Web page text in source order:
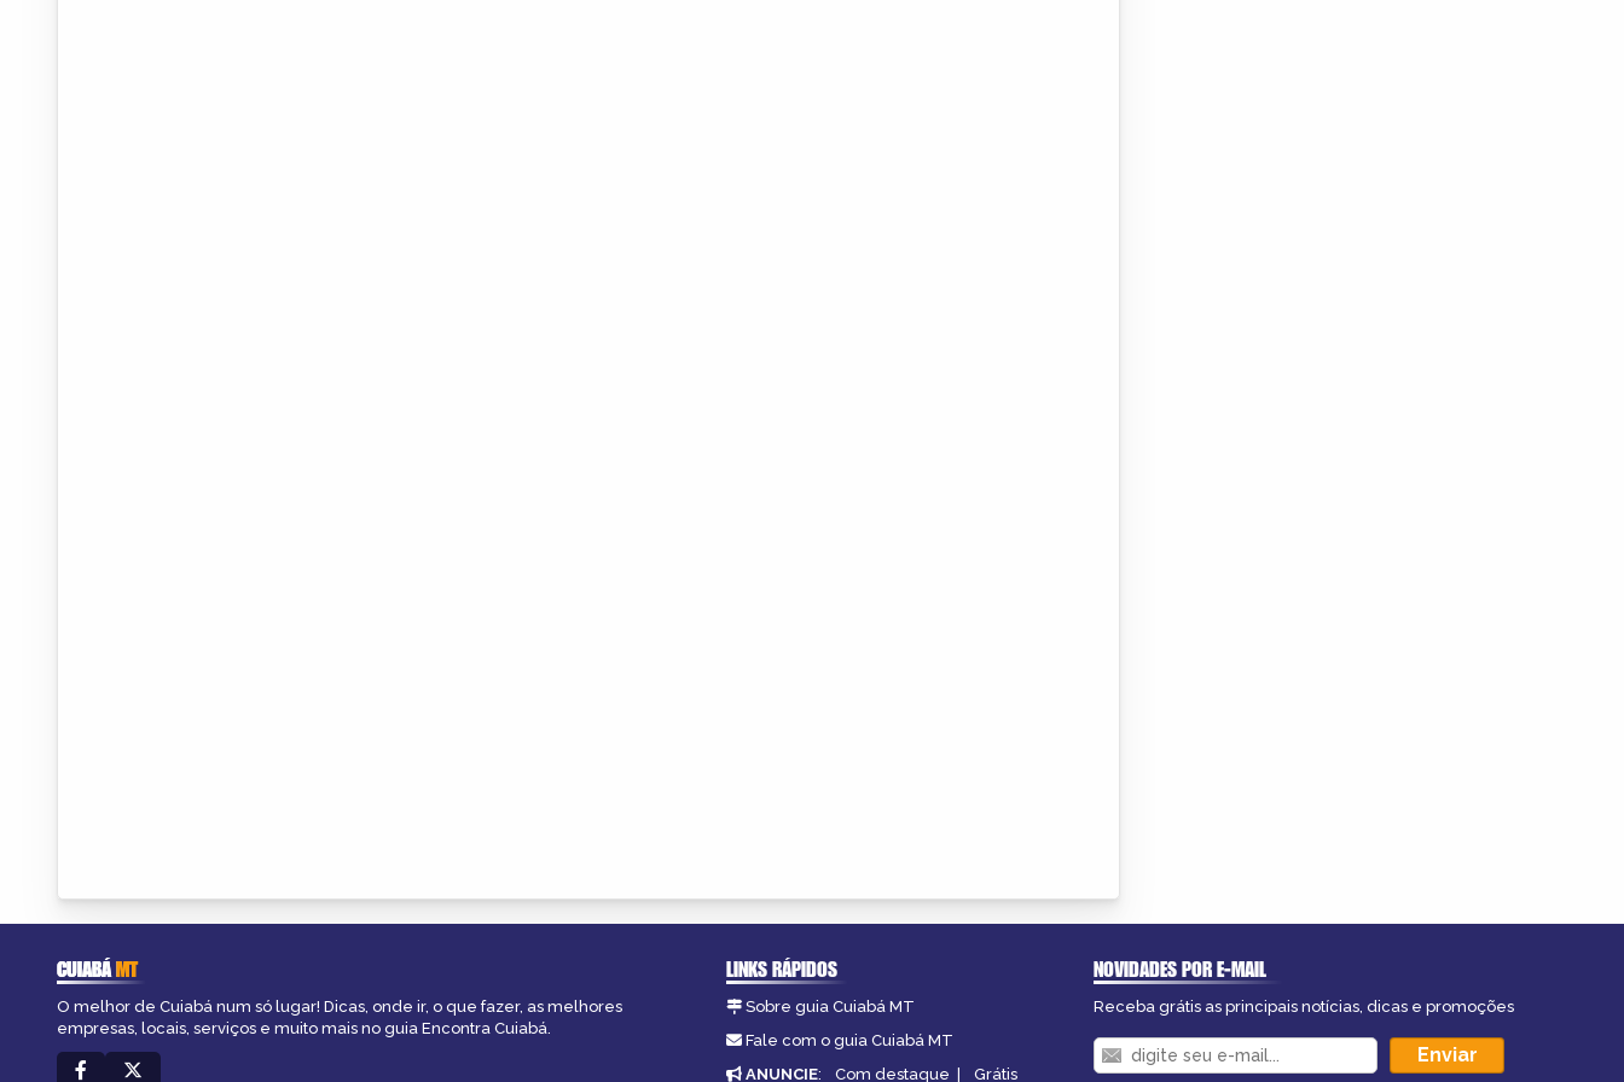
CUIABÁMT
O melhor de Cuiabá num só lugar! Dicas, onde ir, o que fazer, as melhores
empresas, locais, serviços e muito mais no guia Encontra Cuiabá.
LINKS RÁPIDOS
Sobre guia Cuiabá MT
Fale com o guia Cuiabá MT
ANUNCIE: Com destaque | Grátis
NOVIDADES POR E-MAIL
Receba grátis as principais notícias, dicas e promoções